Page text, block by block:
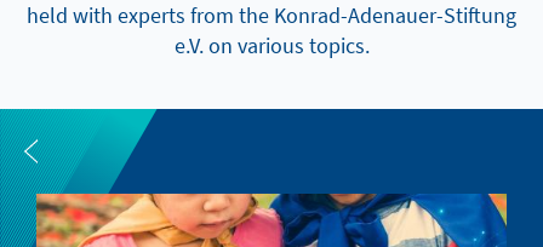
held with experts from the Konrad-Adenauer-Stiftung
e.V. on various topics.